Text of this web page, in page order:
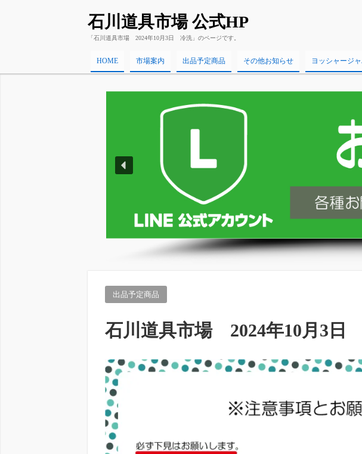
石川道具市場 公式HP
「石川道具市場 2024年10月3日 冷洗」のページです。
HOME 市場案内 出品予定商品 その他お知らせ ヨッシャージ
出品予定商品
石川道具市場 2024年10月3日